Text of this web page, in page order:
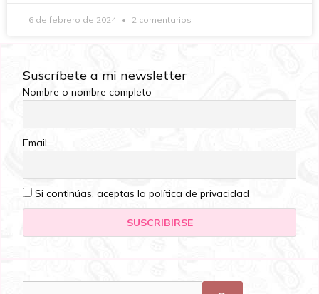
6 de febrero de 2024 2 comentarios
Suscríbete a mi newsletter
Nombre o nombre completo
Email
Si continúas, aceptas la política de privacidad